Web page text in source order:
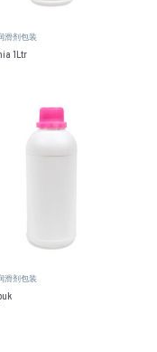
滑剂包装
1Ltr
滑剂包装